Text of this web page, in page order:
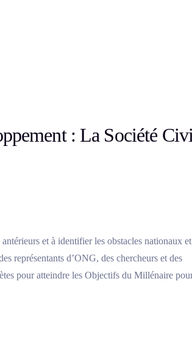
: La Société
et à identifier les obstacles nationaux et
représentants d’ONG, des chercheurs et des
pour atteindre les Objectifs du Millénaire